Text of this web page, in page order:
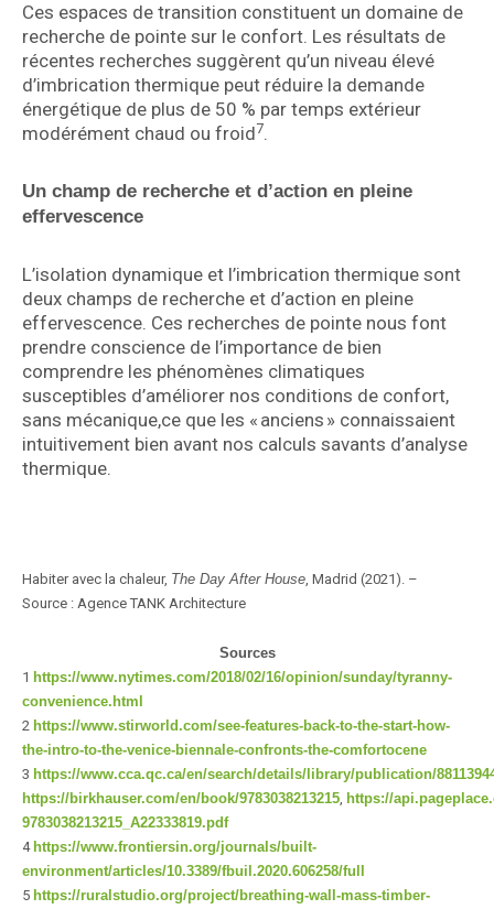
Ces espaces de transition constituent un domaine de
recherche de pointe sur le confort. Les résultats de
récentes recherches suggèrent qu’un niveau élevé
d’imbrication thermique peut réduire la demande
énergétique de plus de 50 % par temps extérieur
modérément chaud ou froid7.
Un champ de recherche et d’action en pleine
effervescence
L’isolation dynamique et l’imbrication thermique sont
deux champs de recherche et d’action en pleine
effervescence. Ces recherches de pointe nous font
prendre conscience de l’importance de bien
comprendre les phénomènes climatiques
susceptibles d’améliorer nos conditions de confort,
sans mécanique,ce que les « anciens » connaissaient
intuitivement bien avant nos calculs savants d’analyse
thermique.
Habiter avec la chaleur, The Day After House , Madrid (2021). –
Source : Agence TANK Architecture
Sources
1 https://www.nytimes.com/2018/02/16/opinion/sunday/tyranny-
convenience.html
2 https://www.stirworld.com/see-features-back-to-the-start-how-
the-intro-to-the-venice-biennale-confronts-the-comfortocene
3 https://www.cca.qc.ca/en/search/details/library/publication/
https://birkhauser.com/en/book/9783038213215 https://
9783038213215_A22333819.pdf
4 https://www.frontiersin.org/journals/built-
environment/articles/10.3389/fbuil.2020.606258/full
5 https://ruralstudio.org/project/breathing-wall-mass-timber-